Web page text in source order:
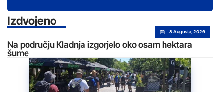
Izdvojeno
8 Augusta, 2026
Na području Kladnja izgorjelo oko osam hektara
šume